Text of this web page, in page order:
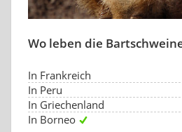
Wo leben die
In Frankreich
In Peru
In Griechenland
In Borneo